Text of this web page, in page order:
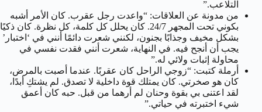
التلاعب.”
من مدونة عن العلاقات: “واعدت رجل عقرب. كان الأمر أشبه
بكوني تحت المجهر 24/7. كان يحلل كل كلمة، كل نظرة. كان ذكيًا
بشكل مخيف وجذابًا بجنون، لكنني شعرت دائمًا أنني في ‘اختبار’
يجب أن أنجح فيه. في النهاية، شعرت أنني فقدت نفسي في
محاولة إثبات ولائي له.”
أرملة كتبت: “زوجي الراحل كان عقربًا. عندما أصبت بالمرض،
كان هو صخرتي. كان يمتلك قوة داخلية لا تصدق. لم يشتكِ أبدًا،
لقد اعتنى بي بقوة وحنان لم أرهما من قبل. حبه كان أعمق
شيء اختبرته في حياتي.”